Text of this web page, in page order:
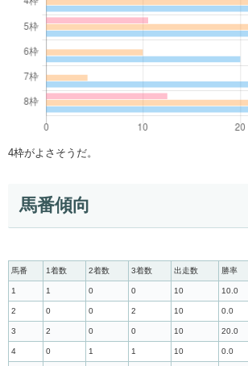
4枠がよさそうだ。
馬番傾向
馬番 1着数 2着数 3着数 出走数 勝率
1 1 0 0 10 10.0
2 0 0 2 10 0.0
3 2 0 0 10 20.0
4 0 1 1 10 0.0